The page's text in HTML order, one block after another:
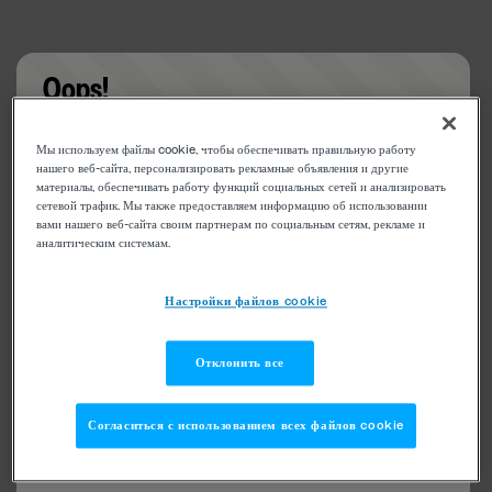
Oops!
Something went wrong. Please try refreshing the
app
Мы используем файлы cookie, чтобы обеспечивать правильную работу
нашего веб-сайта, персонализировать рекламные объявления и другие
материалы, обеспечивать работу функций социальных сетей и анализировать
сетевой трафик. Мы также предоставляем информацию об использовании
вами нашего веб-сайта своим партнерам по социальным сетям, рекламе и
аналитическим системам.
Настройки файлов cookie
Отклонить все
Согласиться с использованием всех файлов cookie